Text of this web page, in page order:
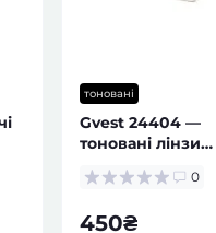
тоновані
Gvest 24404 —
тоновані лінзи
жіночі
0
450₴